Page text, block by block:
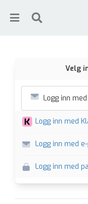
Velg
Logg inn
Logg inn med
Logg inn med
Logg inn med